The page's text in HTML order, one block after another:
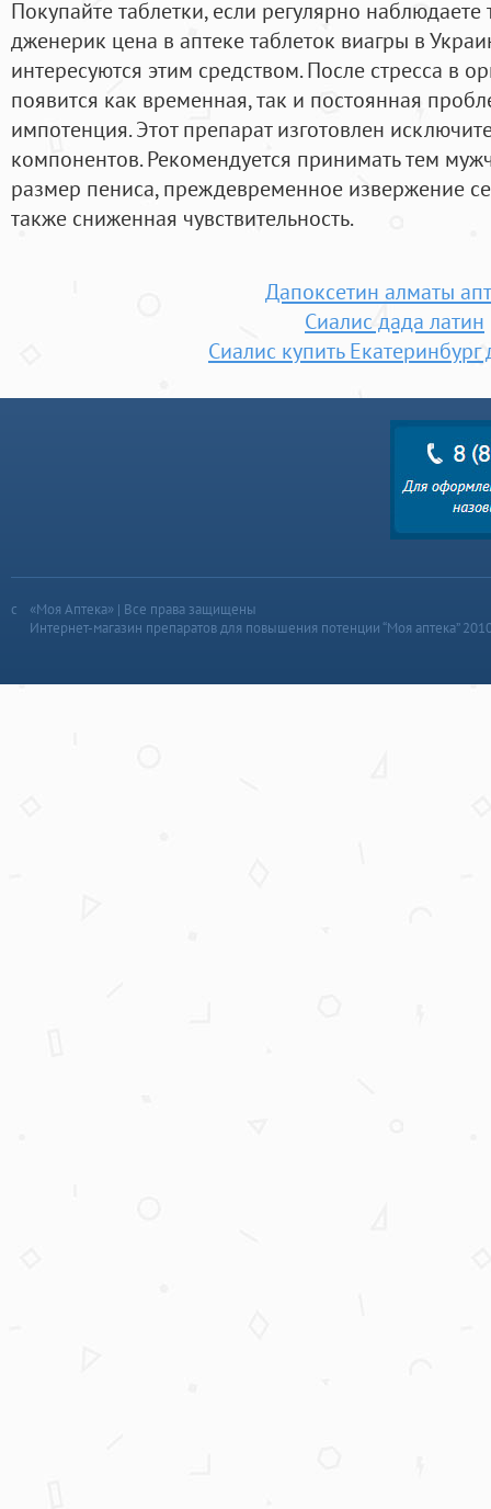
Покупайте таблетки, если регулярно
дженерик цена в аптеке таблеток виагры в
интересуются этим средством. После стресса в
появится как временная, так и постоянная
импотенция. Этот препарат изготовлен
компонентов. Рекомендуется принимать тем
размер пениса, преждевременное извержение
также сниженная чувствительность.
Дапоксетин алматы
Сиалис дада латин
Сиалис купить
«Моя Аптека» | Все права защищены
Интернет-магазин препаратов для повышения потенции “Моя аптека”